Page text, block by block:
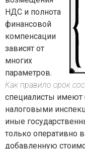
НДС и полнота
финансовой
компенсации
зависят от
многих
параметров.
Как правило срок
специалисты
налоговыми
иные
только оперативно
добавленную